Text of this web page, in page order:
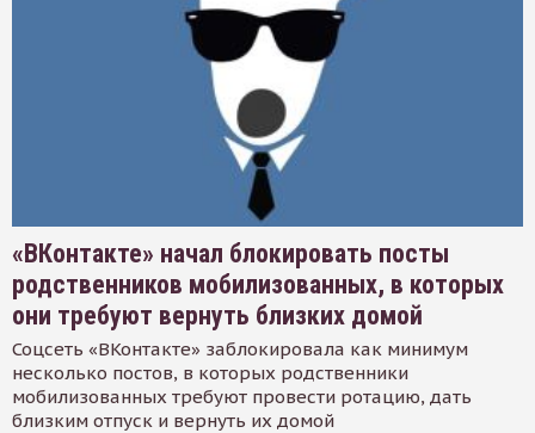
«ВКонтакте» начал блокировать посты
родственников мобилизованных, в которых
они требуют вернуть близких домой
Соцсеть «ВКонтакте» заблокировала как минимум
несколько постов, в которых родственники
мобилизованных требуют провести ротацию, дать
близким отпуск и вернуть их домой